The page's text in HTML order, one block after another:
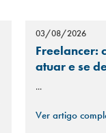
03/08/2026
Freelancer:
atuar e se
...
Ver artigo